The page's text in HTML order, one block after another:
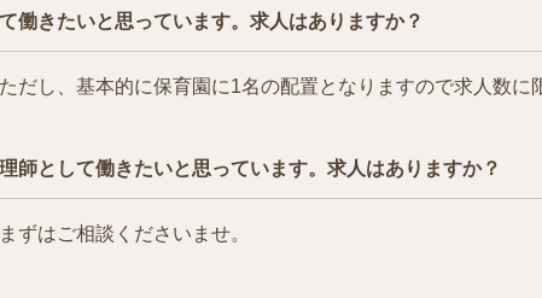
働きたいと思っています。求人はありますか？
だし、基本的に保育園に1名の配置となりますので求人数に
師として働きたいと思っています。求人はありますか？
ずはご相談くださいませ。